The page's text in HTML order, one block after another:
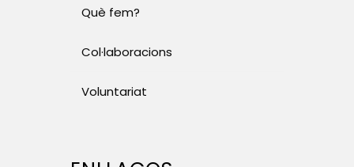
Què fem?
Col·laboracions
Voluntariat